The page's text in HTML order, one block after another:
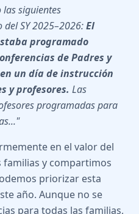
las siguientes
SY 2025–2026:El
programado
de Padres y
un día de instrucción
y profesores. Las
programadas para
en el valor del
familias y compartimos
priorizar esta
año. Aunque no se
para todas las familias,